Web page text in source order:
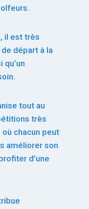
il est très
départ à la
qu’un
tout au
très
chacun peut
améliorer son
d’une